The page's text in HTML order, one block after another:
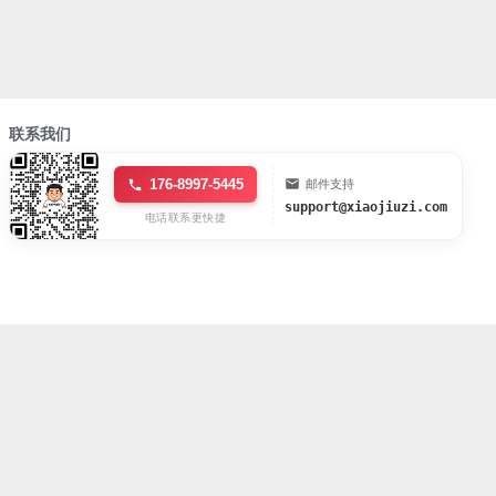
联系我们
176-8997-5445
电话联系更快捷
邮件支持
support@xiaojiuzi.com